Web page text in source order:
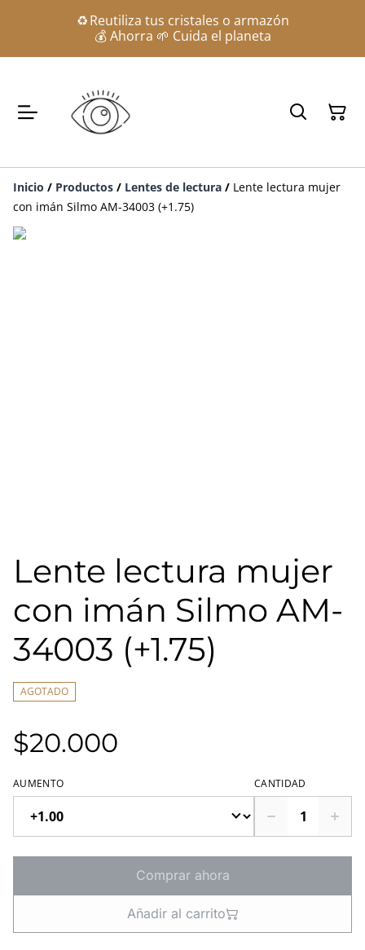
♻️ Reutiliza tus cristales o armazón
💰 Ahorra 🌱 Cuida el planeta
Inicio / Productos / Lentes de lectura / Lente lectura mujer
con imán Silmo AM-34003 (+1.75)
Lente lectura mujer
con imán Silmo AM-
34003 (+1.75)
AGOTADO
$20.000
AUMENTO CANTIDAD
Comprar ahora
Añadir al carrito